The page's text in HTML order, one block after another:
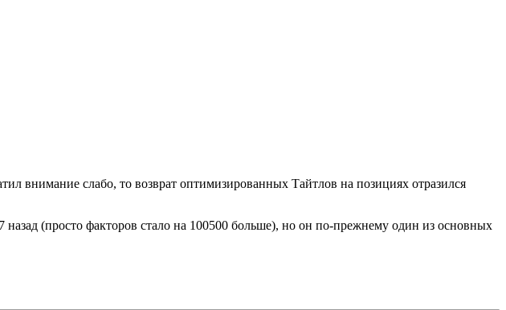
внимание слабо, то возврат оптимизированных Тайтлов на позициях отразился
(просто факторов стало на 100500 больше), но он по-прежнему один из основных